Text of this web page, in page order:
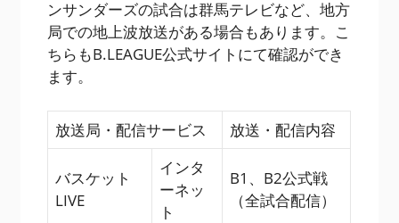
ンサンダーズの試合は群馬テレビなど、地方
局での地上波放送がある場合もあります。こ
ちらもB.LEAGUE公式サイトにて確認ができ
ます。
放送局・配信サービス 放送・配信内容
バスケット
LIVE
インタ
ーネッ
ト
B1、B2公式戦
（全試合配信）